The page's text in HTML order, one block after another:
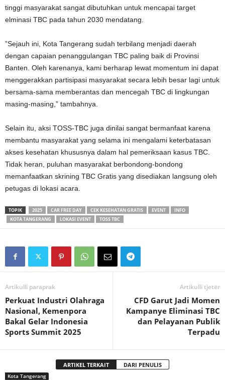
tinggi masyarakat sangat dibutuhkan untuk mencapai target
elminasi TBC pada tahun 2030 mendatang.
”Sejauh ini, Kota Tangerang sudah terbilang menjadi daerah
dengan capaian penanggulangan TBC paling baik di Provinsi
Banten. Oleh karenanya, kami berharap lewat momentum ini dapat
menggerakkan partisipasi masyarakat secara lebih besar lagi untuk
bersama-sama memberantas dan mencegah TBC di lingkungan
masing-masing,” tambahnya.
Selain itu, aksi TOSS-TBC juga dinilai sangat bermanfaat karena
membantu masyarakat yang selama ini mengalami keterbatasan
akses kesehatan khususnya dalam hal pemeriksaan kasus TBC.
Tidak heran, puluhan masyarakat berbondong-bondong
memanfaatkan skrining TBC Gratis yang disediakan langsung oleh
petugas di lokasi acara.
TOPIK 2025 CAR FREE DAY CEK KESEHATAN GRATIS EVENT
INFO
KOTA TANGERANG
LOKASI EVENT TOSS TBC
Artikulli paraprak
Perkuat Industri Olahraga
Nasional, Kemenpora
Bakal Gelar Indonesia
Sports Summit 2025
Artikulli tjetër
CFD Garut Jadi Momen
Kampanye Eliminasi TBC
dan Pelayanan Publik
Terpadu
ARTIKEL TERKAIT DARI PENULIS
Kota Tangerang